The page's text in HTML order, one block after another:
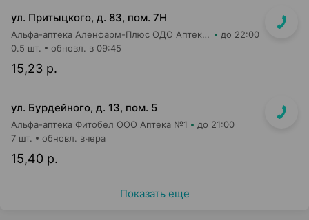
ул. Притыцкого, д. 83, пом. 7Н
Альфа-аптека Аленфарм-Плюс ОДО Аптека №14 до 22:00
15,23 р.
0.5 шт. обновл. в 09:45
ул. Бурдейного, д. 13, пом. 5
Альфа-аптека Фитобел ООО Аптека №1 до 21:00
15,40 р.
7 шт. обновл. вчера
Показать еще